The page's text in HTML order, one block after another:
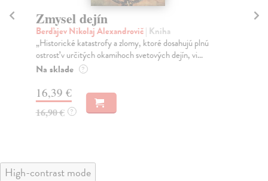
Zmysel dejín
Berďajev Nikolaj Alexandrovič| Kniha
„Historické katastrofy a zlomy, ktoré dosahujú plnú
ostrosť v určitých okamihoch svetových dejín, vi...
Na sklade ?
16,39 €
16,90 € ?
High-contrast mode